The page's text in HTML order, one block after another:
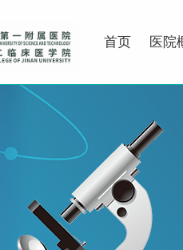
首页 医院